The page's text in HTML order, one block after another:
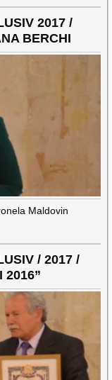
2017 /
BERCHI
Maldovin
/ 2017 /
2016”